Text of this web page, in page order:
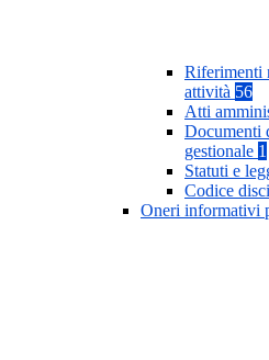
Riferimenti
attività 56
Atti
Documenti
gestionale 1
Statuti e
Codice
Oneri informativi